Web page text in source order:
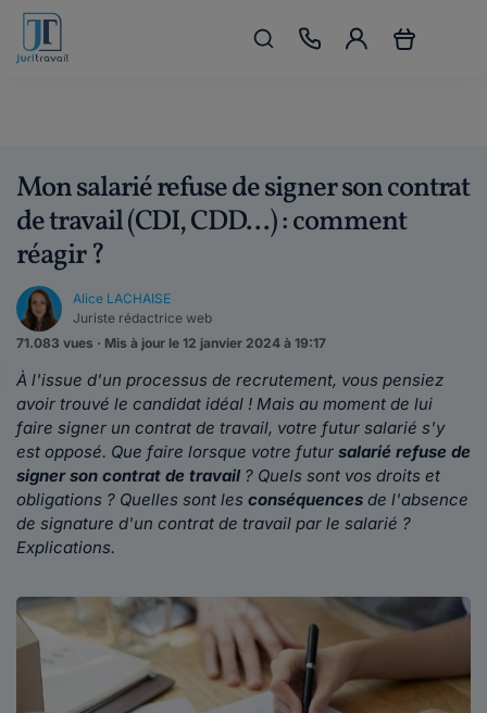
Mon salarié refuse de signer son contrat
de travail (CDI, CDD...) : comment
réagir ?
Alice LACHAISE
Juriste rédactrice web
71.083 vues · Mis à jour le 12 janvier 2024 à 19:17
À l'issue d'un processus de recrutement, vous pensiez
avoir trouvé le candidat idéal ! Mais au moment de lui
faire signer un contrat de travail, votre futur salarié s'y
est opposé. Que faire lorsque votre futur salarié refuse de
signer son contrat de travail ? Quels sont vos droits et
obligations ? Quelles sont les conséquences de l'absence
de signature d'un contrat de travail par le salarié ?
Explications.